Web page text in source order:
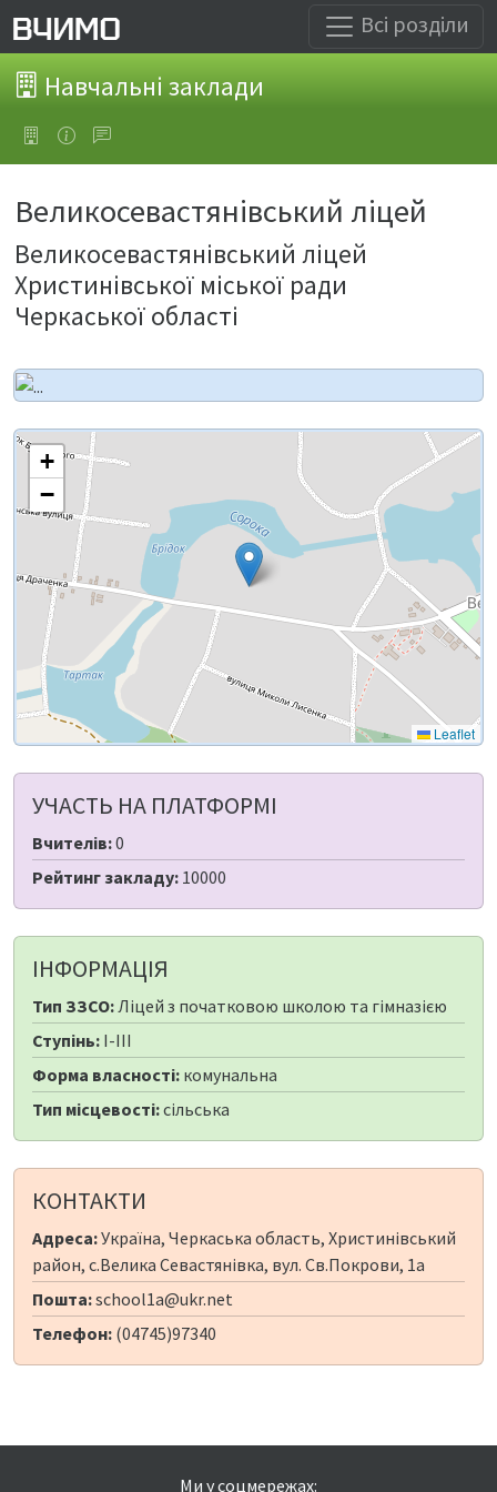
Всі розділи
Навчальні заклади
Великосевастянівський ліцей
Великосевастянівський ліцей
Христинівської міської ради
Черкаської області
+
−
Leaflet
УЧАСТЬ НА ПЛАТФОРМІ
Вчителів:0
Рейтинг закладу: 10000
ІНФОРМАЦІЯ
Тип ЗЗСО:Ліцей з початковою школою та гімназією
Ступінь: I-III
Форма власності: комунальна
Тип місцевості:сільська
КОНТАКТИ
Адреса:Україна, Черкаська область, Христинівський
район, с.Велика Севастянівка, вул. Св.Покрови, 1а
Пошта:school1a@ukr.net
Телефон: (04745)97340
Ми у соцмережах: